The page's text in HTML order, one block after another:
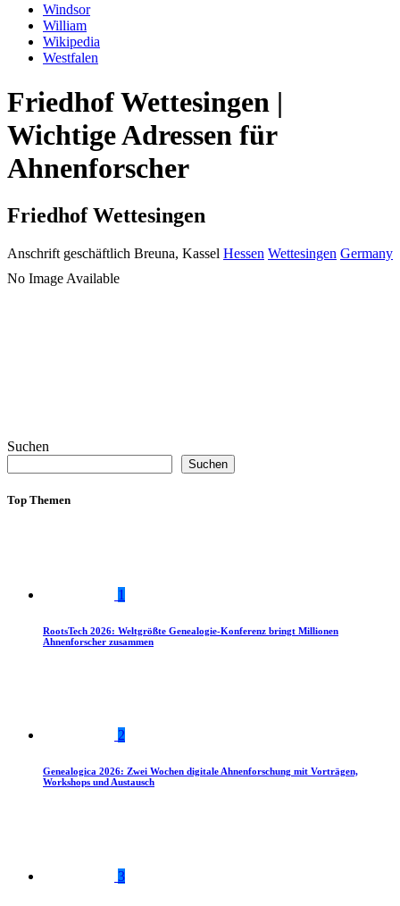
Windsor
William
Wikipedia
Westfalen
Friedhof Wettesingen |
Wichtige Adressen für
Ahnenforscher
Friedhof Wettesingen
Anschrift geschäftlich Breuna, Kassel Hessen Wettesingen Germany
No Image Available
Suchen
Suchen
Top Themen
1
RootsTech 2026: Weltgrößte Genealogie-Konferenz bringt Millionen
Ahnenforscher zusammen
2
Genealogica 2026: Zwei Wochen digitale Ahnenforschung mit Vorträgen,
Workshops und Austausch
3